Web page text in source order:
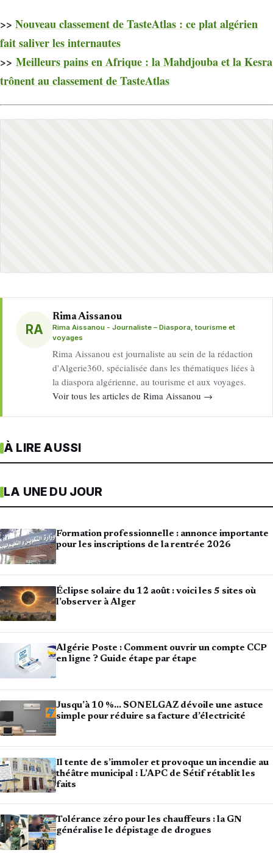
>> Nouveau classement de TasteAtlas : ce plat algérien
fait saliver les internautes
>> Meilleurs pains en Afrique : la Mahdjouba et la Kesra
trônent au classement de TasteAtlas
RA
Rima Aissanou
Rima Aissanou - Journaliste – Diaspora, tourisme et
voyages
Rima Aissanou est journaliste au sein de la rédaction
d'Algerie360, spécialisée dans les thématiques liées à
la diaspora algérienne, au tourisme et aux voyages.
Voir tous les articles de Rima Aissanou →
À LIRE AUSSI
LA UNE DU JOUR
Formation professionnelle : annonce importante
pour les inscriptions de la rentrée 2026
Éclipse solaire du 12 août : voici les 5 sites où
l’observer à Alger
Algérie Poste : Comment ouvrir un compte CCP
en ligne ? Guide étape par étape
Jusqu’à 10 %… SONELGAZ dévoile une astuce
simple pour réduire sa facture d’électricité
Il tente de s’immoler et provoque un incendie au
théâtre municipal : L’APC de Sétif rétablit les
faits
Tolérance zéro pour les chauffeurs : la GN
généralise le dépistage de drogues